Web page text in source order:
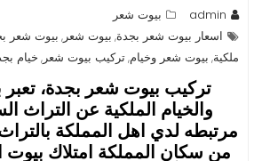
admin
بيوت شعر
اسعار بيوت شعر بجدة, بيوت شعر, بيوت شعر
ملكية, بيوت شعر وخيام,تركيب بيوت شعر, خيام
تركيب بيوت شعر بجدة، تعبر
والخيام الملكية عن التراث
مرتبطه لدي اهل المملكة
من سكان المملكة امتلاك بيوت